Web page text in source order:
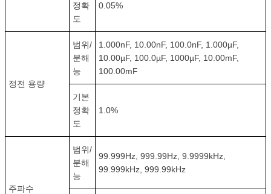
정확
도
0.05%
정전 용량
범위/
분해
능
1.000nF, 10.00nF, 100.0nF, 1.000µF,
10.00µF, 100.0µF, 1000µF, 10.00mF,
100.00mF
기본
정확
도
1.0%
주파수
범위/
분해
능
99.999Hz, 999.99Hz, 9.9999kHz,
99.999kHz, 999.99kHz